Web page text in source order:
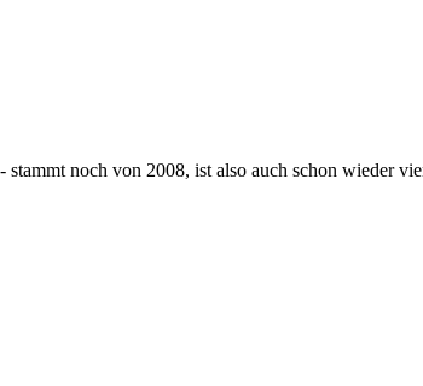
noch von 2008, ist also auch schon wieder